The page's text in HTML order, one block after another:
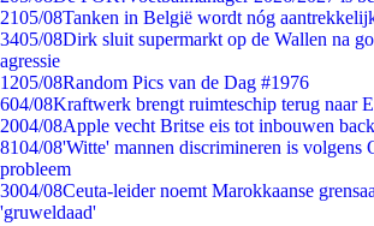
2105/08Tanken in België wordt nóg
3405/08Dirk sluit supermarkt op de Wallen na
agressie
1205/08Random Pics van de Dag #1976
604/08Kraftwerk brengt ruimteschip terug naar
2004/08Apple vecht Britse eis tot inbouwen
8104/08'Witte' mannen discrimineren is volgens
probleem
3004/08Ceuta-leider noemt Marokkaanse
'gruweldaad'